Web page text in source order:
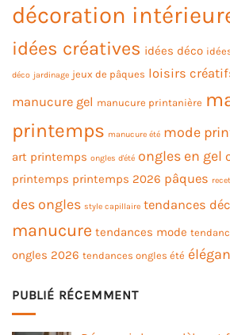
décoration
idées créatives idées déco
déco jardinage jeux de pâques loisirs
manucure gel manucure printanière
printemps manucure été mode
art printemps ongles d'été ongles en gel
printemps printemps 2026 pâques
des ongles style capillaire tendances
manucure tendances mode
ongles 2026 tendances ongles été
PUBLIÉ RÉCEMMENT